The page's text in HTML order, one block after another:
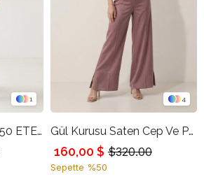
1
Açık Gri 1YA4CET0550 ETEK
4
Gül Kurusu Saten Cep Ve Paça Detaylı Rahat Kesim Pantolon
$320.00
160,00 $
Sepette %50